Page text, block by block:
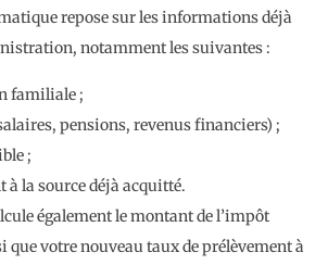
repose sur les informations déjà
notamment les suivantes :
familiale ;
pensions, revenus financiers) ;
;
à la source déjà acquitté.
également le montant de l’impôt
que votre nouveau taux de prélèvement à